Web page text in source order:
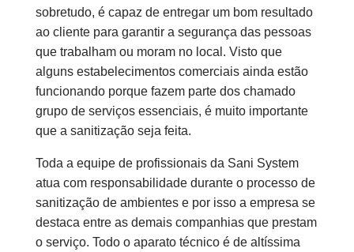
sobretudo, é capaz de entregar um bom resultado
ao cliente para garantir a segurança das pessoas
que trabalham ou moram no local. Visto que
alguns estabelecimentos comerciais ainda estão
funcionando porque fazem parte dos chamado
grupo de serviços essenciais, é muito importante
que a sanitização seja feita.
Toda a equipe de profissionais da Sani System
atua com responsabilidade durante o processo de
sanitização de ambientes e por isso a empresa se
destaca entre as demais companhias que prestam
o serviço. Todo o aparato técnico é de altíssima